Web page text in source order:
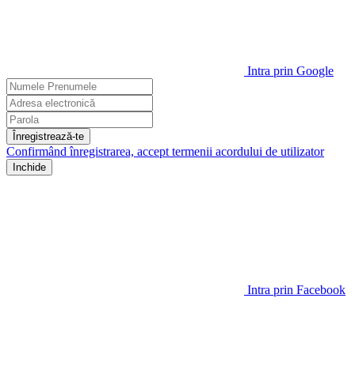
Intra prin Google
Înregistrează-te
Confirmând înregistrarea, accept termenii acordului de utilizator
Inchide
Intra prin Facebook